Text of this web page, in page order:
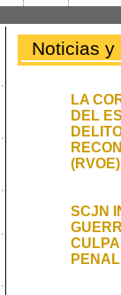
Noticias y
LA
DEL
SCJN